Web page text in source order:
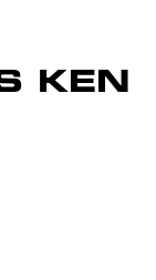
KEN